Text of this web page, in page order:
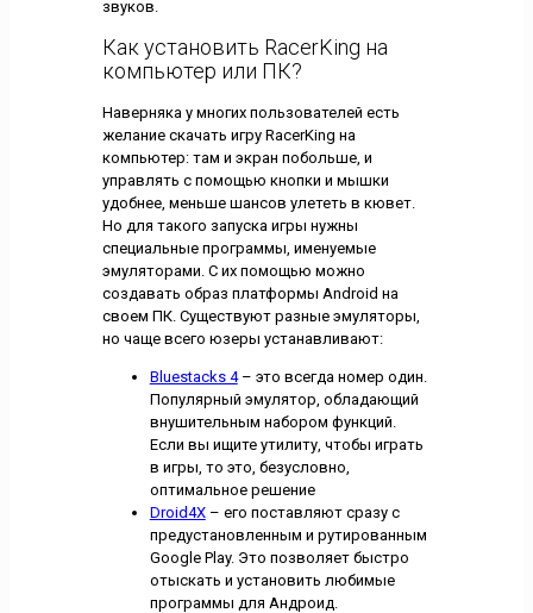
звуков.
Как установить RacerKing на
компьютер или ПК?
Наверняка у многих пользователей есть
желание скачать игру RacerKing на
компьютер: там и экран побольше, и
управлять с помощью кнопки и мышки
удобнее, меньше шансов улететь в кювет.
Но для такого запуска игры нужны
специальные программы, именуемые
эмуляторами. С их помощью можно
создавать образ платформы Android на
своем ПК. Существуют разные эмуляторы,
но чаще всего юзеры устанавливают:
Bluestacks 4– это всегда номер один.
Популярный эмулятор, обладающий
внушительным набором функций.
Если вы ищите утилиту, чтобы играть
в игры, то это, безусловно,
оптимальное решение
Droid4X– его поставляют сразу с
предустановленным и рутированным
Google Play. Это позволяет быстро
отыскать и установить любимые
программы для Андроид.